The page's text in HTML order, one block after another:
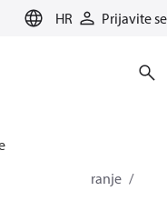
HR Prijavite se
grijanje
Statičko Balansiranje